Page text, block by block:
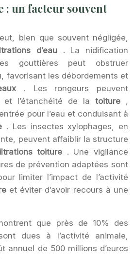
: un facteur souvent
bien que souvent négligée,
d’eau . La nidification
gouttières peut obstruer
favorisant les débordements et
. Les rongeurs peuvent
et l’étanchéité de la toiture
pour l’eau et conduisant à
. Les insectes xylophages, en
peuvent affaiblir la structure
toiture . Une vigilance
de prévention adaptées sont
limiter l’impact de l’activité
et éviter d’avoir recours à une
que près de 10% des
dues à l’activité animale,
annuel de 500 millions d’euros